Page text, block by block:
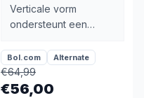
Verticale vorm
ondersteunt een
handpositie
Bol.com Alternate
€64,99
€56,00